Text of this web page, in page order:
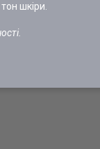
шкіри.